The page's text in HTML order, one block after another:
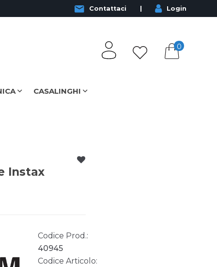
Contattaci Login
0
CASALINGHI
Instax
Codice Prod.:
40945
Codice Articolo: